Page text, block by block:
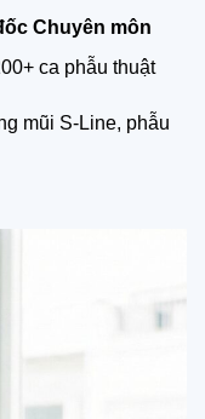
Chuyên môn
ca phẫu thuật
mũi S-Line, phẫu